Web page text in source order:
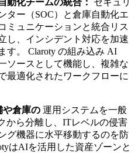
ター（SOC）と倉庫自動化エ
ミュニケーションと統合リス
し、インシデント対応を加速
す。 Claroty の組み込み AI
ソースとして機能し、複雑な
最適化されたワークフローに
や倉庫の 運用システムを一般
から分離し、ITレベルの侵害
グ機器に水平移動するのを防
はAIを活用した資産ゾーンと